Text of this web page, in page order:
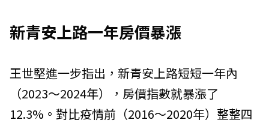
新青安上路一年房價暴漲
王世堅進一步指出，新青安上路短短一年內
（2023～2024年），房價指數就暴漲了
12.3%。對比疫情前（2016～2020年）整整四